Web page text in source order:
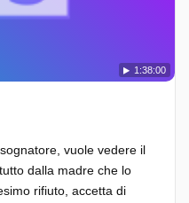
1:38:00
vuole vedere il
dalla madre che lo
rifiuto, accetta di